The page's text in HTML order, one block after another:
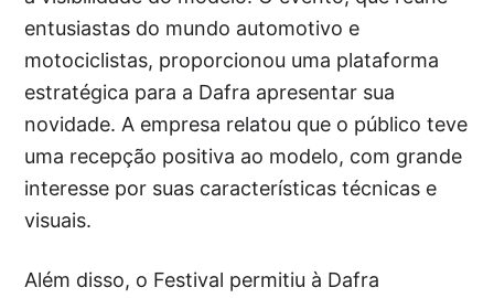
entusiastas do mundo automotivo e
motociclistas, proporcionou uma plataforma
estratégica para a Dafra apresentar sua
novidade. A empresa relatou que o público teve
uma recepção positiva ao modelo, com grande
interesse por suas características técnicas e
visuais.
Além disso, o Festival permitiu à Dafra